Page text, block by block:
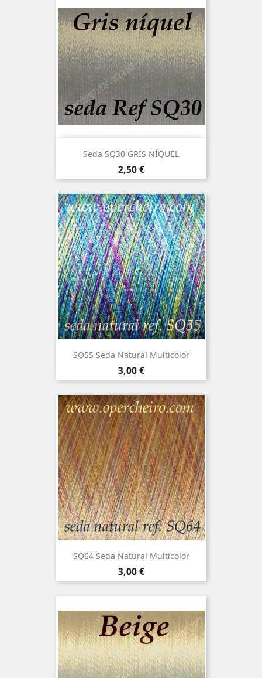
Seda SQ30 GRIS NÍQUEL
Precio
2,50 €
SQ55 Seda Natural Multicolor
Precio
3,00 €
SQ64 Seda Natural Multicolor
Precio
3,00 €